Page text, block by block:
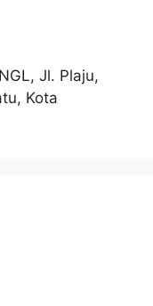
Jl. Plaju,
Kota